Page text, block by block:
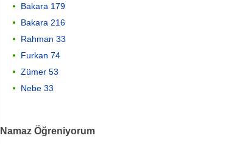
Bakara 179
Bakara 216
Rahman 33
Furkan 74
Zümer 53
Nebe 33
Namaz Öğreniyorum